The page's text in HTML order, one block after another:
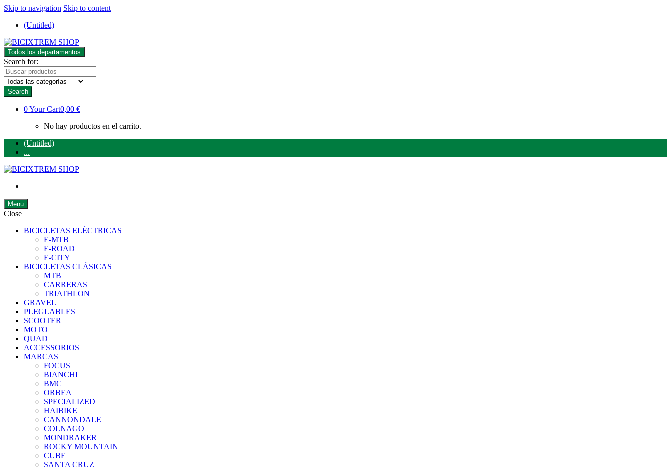
Skip to navigation Skip to content
(Untitled)
Todos los departamentos
Search for:
Search
0Your Cart0,00 €
No hay productos en el carrito.
(Untitled)
...
Menu
Close
BICICLETAS ELÉCTRICAS
E-MTB
E-ROAD
E-CITY
BICICLETAS CLÁSICAS
MTB
CARRERAS
TRIATHLON
GRAVEL
PLEGLABLES
SCOOTER
MOTO
QUAD
ACCESSORIOS
MARCAS
FOCUS
BIANCHI
BMC
ORBEA
SPECIALIZED
HAIBIKE
CANNONDALE
COLNAGO
MONDRAKER
ROCKY MOUNTAIN
CUBE
SANTA CRUZ